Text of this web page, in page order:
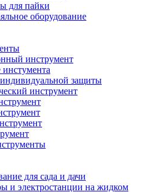
для пайки
оборудование
инструмент
защиты
инструмент
для сада и дачи
и электростанции на жидком